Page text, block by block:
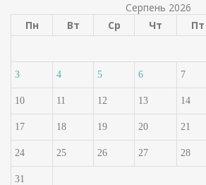
Серпень 2026
Пн
Вт Ср Чт Пт
3 4 5 6 7
10 11 12 13 14
17 18 19 20 21
24 25 26 27 28
31